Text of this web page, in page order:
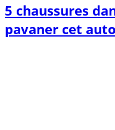
5 chaussures
pavaner cet